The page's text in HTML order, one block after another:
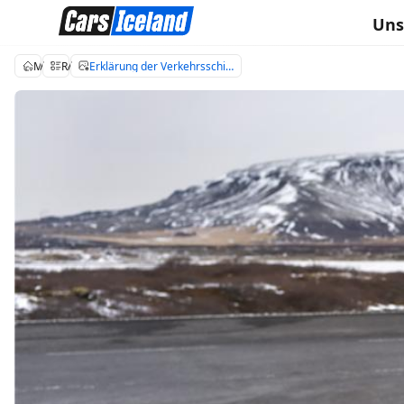
Mietwagen Island
Reiseblog über Island Erklärung der Verkehrsschilder in Island